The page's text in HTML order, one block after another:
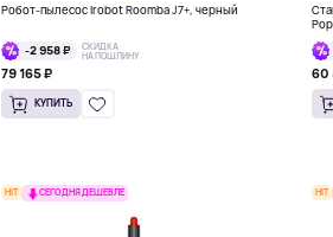
Робот-пылесос Irobot Roomba J7+, черный
-2 958 ₽
СКИДКА
НА ПОШЛИНУ
79 165 ₽
КУПИТЬ
60
HIT СЕГОДНЯ ДЕШЕВЛЕ HIT